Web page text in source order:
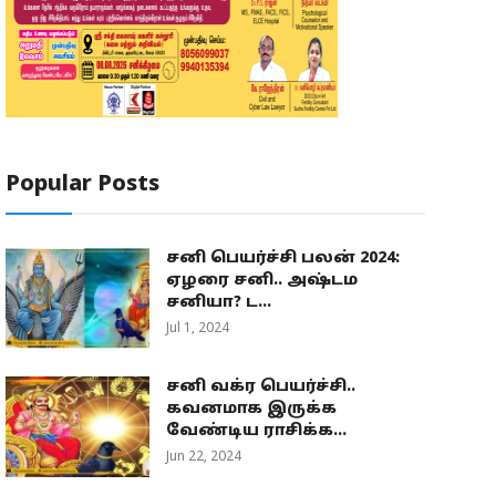
Popular Posts
சனி பெயர்ச்சி பலன் 2024:
ஏழரை சனி.. அஷ்டம
சனியா? ட...
Jul 1, 2024
சனி வக்ர பெயர்ச்சி..
கவனமாக இருக்க
வேண்டிய ராசிக்க...
Jun 22, 2024